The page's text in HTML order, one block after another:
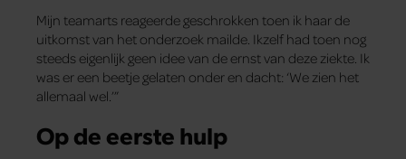
Mijn teamarts reageerde geschrokken toen ik haar de
uitkomst van het onderzoek mailde. Ikzelf had toen nog
steeds eigenlijk geen idee van de ernst van deze ziekte. Ik
was er een beetje gelaten onder en dacht: ‘We zien het
allemaal wel.’”
Op de eerste hulp